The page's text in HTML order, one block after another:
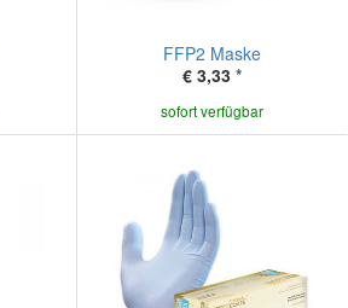
FFP2 Maske
€ 3,33 *
sofort verfügbar